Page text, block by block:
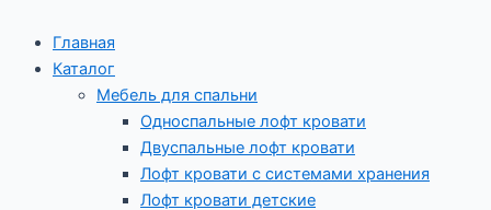
Главная
Каталог
Мебель для спальни
Односпальные лофт кровати
Двуспальные лофт кровати
Лофт кровати с системами хранения
Лофт кровати детские